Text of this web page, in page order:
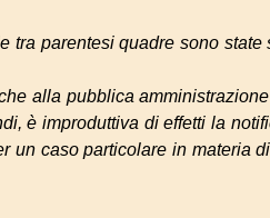
tra parentesi quadre sono
alla pubblica
è improduttiva di effetti la
un caso particolare in materia